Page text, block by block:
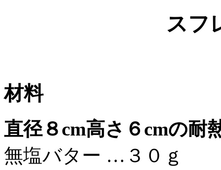
スフ
材料
直径８cm高さ６cmの耐
無塩バター …３０ｇ